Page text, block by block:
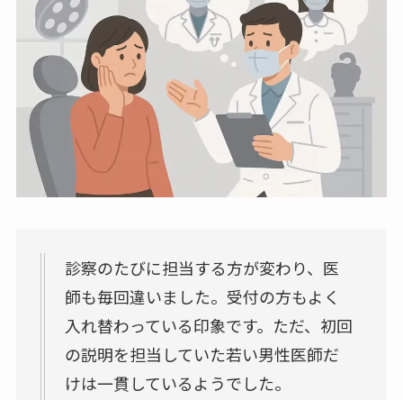
診察のたびに担当する方が変わり、医
師も毎回違いました。受付の方もよく
入れ替わっている印象です。ただ、初回
の説明を担当していた若い男性医師だ
けは一貫しているようでした。